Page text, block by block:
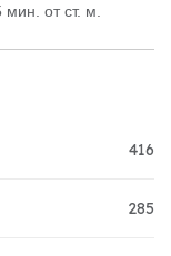
от ст. м.
416
285